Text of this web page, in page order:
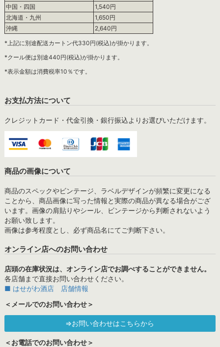
中国・四国
1,540円
北海道・九州
1,650円
沖縄
2,640円
*上記に別途配送カートン代330円(税込)が掛かります。
*クール便は別途440円(税込)が掛かります。
*表示金額は消費税率10％です。
お支払方法について
クレジットカード・代金引換・銀行振込よりお選びいただけます。
商品の画像について
商品のスペックやビンテージ、ラベルデザインが頻繁に変更になる
ことから、商品画像に写った情報と実際の商品が異なる場合がござ
います。画像の肩貼りやシール、ビンテージから判断されないよう
お願い致します。
画像は参考程度とし、必ず商品名にてご判断下さい。
オンライン店へのお問い合わせ
店頭の在庫状況は、オンライン店でお調べすることができません。
各店舗まで直接お問い合わせください。
■ はせがわ酒店 店舗情報
＜メールでのお問い合わせ＞
⇒お問い合わせはこちらから
＜お電話でのお問い合わせ＞